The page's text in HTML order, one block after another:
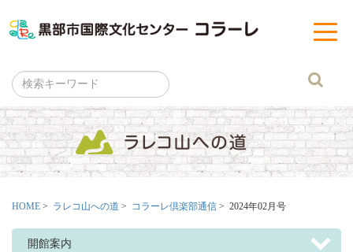
黒部
t
o
v
i
g
a
t
i
o
HOME > ラレコ山への道 > コラーレ倶楽部通信 > 2024年02月号
開館案内